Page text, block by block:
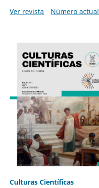
Ver revista
Número actual
Culturas Científicas